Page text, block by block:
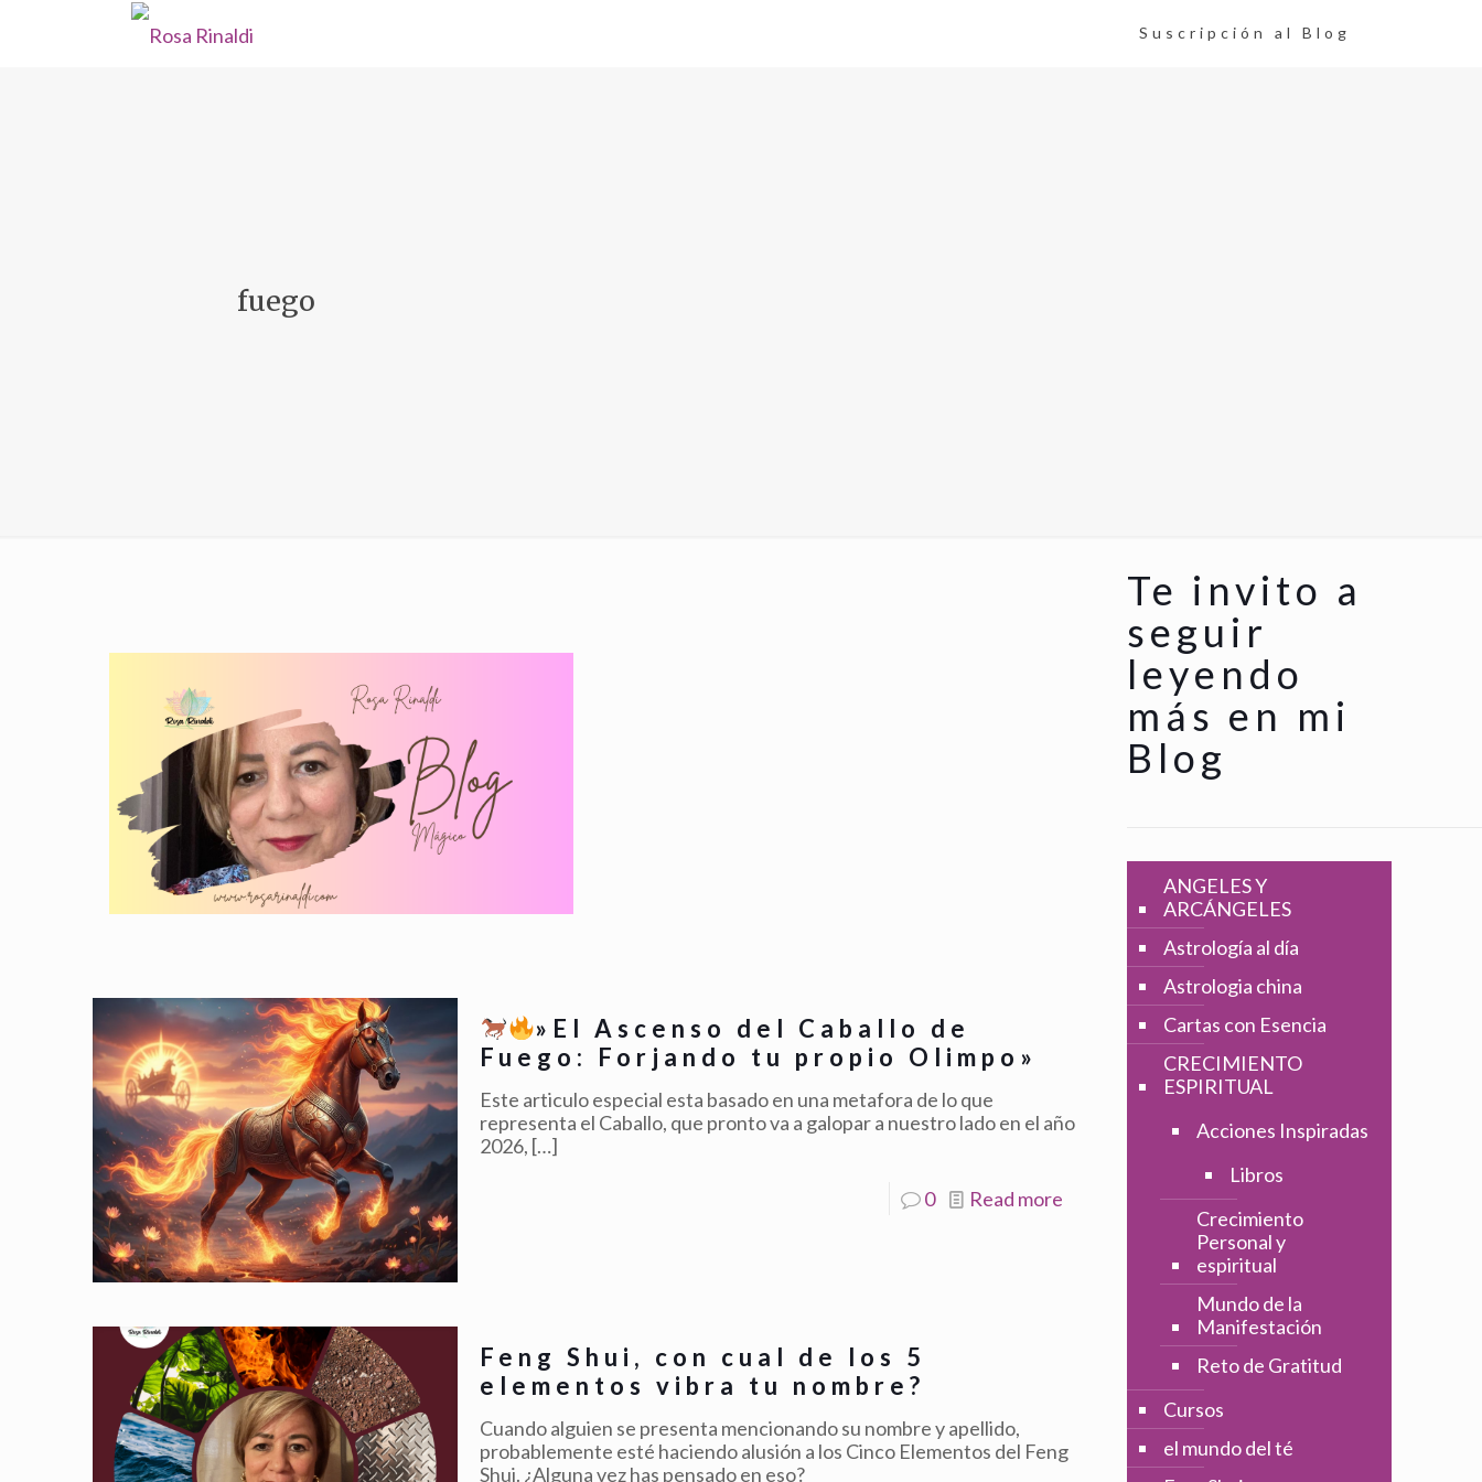
Suscripción al Blog
fuego
»El Ascenso del Caballo de
Fuego: Forjando tu propio Olimpo»
Este articulo especial esta basado en una metafora de lo que
representa el Caballo, que pronto va a galopar a nuestro lado en el año
2026, […]
0 Read more
Feng Shui, con cual de los 5
elementos vibra tu nombre?
Cuando alguien se presenta mencionando su nombre y apellido,
probablemente esté haciendo alusión a los Cinco Elementos del Feng
Shui. ¿Alguna vez has pensado en eso?
Te invito a
seguir
leyendo
más en mi
Blog
ANGELES Y
ARCÁNGELES
Astrología al día
Astrologia china
Cartas con Esencia
CRECIMIENTO
ESPIRITUAL
Acciones Inspiradas
Libros
Crecimiento
Personal y
espiritual
Mundo de la
Manifestación
Reto de Gratitud
Cursos
el mundo del té